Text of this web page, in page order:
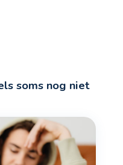
soms nog niet